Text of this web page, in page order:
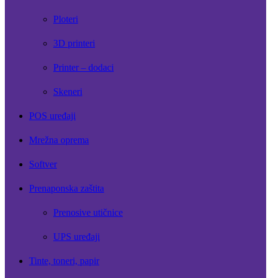
Ploteri
3D printeri
Printer – dodaci
Skeneri
POS uređaji
Mrežna oprema
Softver
Prenaponska zaštita
Prenosive utičnice
UPS uređaji
Tinte, toneri, papir